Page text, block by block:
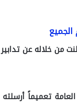
من خلاله عن